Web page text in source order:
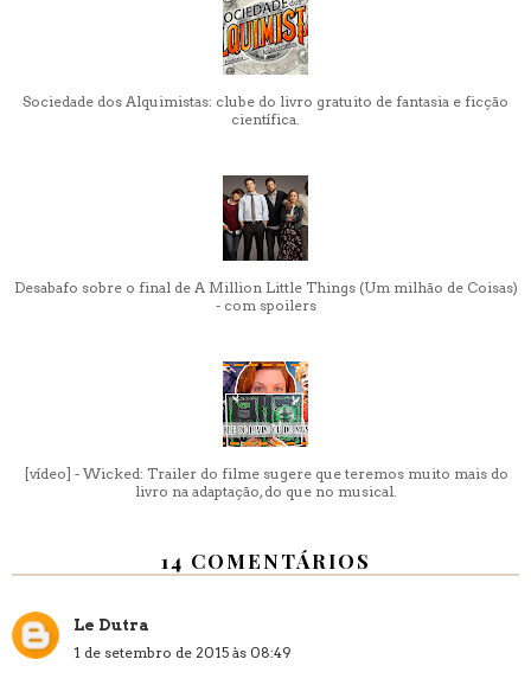
Sociedade dos Alquimistas: clube do livro gratuito de fantasia e ficção
científica.
Desabafo sobre o final de A Million Little Things (Um milhão de Coisas)
- com spoilers
[vídeo] - Wicked: Trailer do filme sugere que teremos muito mais do
livro na adaptação, do que no musical.
14 COMENTÁRIOS
Le Dutra
1 de setembro de 2015 às 08:49